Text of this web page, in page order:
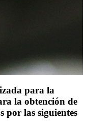
para la
la obtención de
por las siguientes